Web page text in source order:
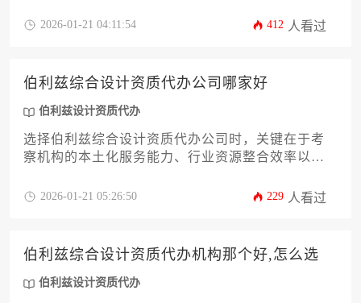
合作伙伴。
2026-01-21 04:11:54 412 人看过
伯利兹综合设计资质代办公司哪家好
伯利兹设计资质代办
选择伯利兹综合设计资质代办公司时，关键在于考
察机构的本土化服务能力、行业资源整合效率以及
当地政商网络渗透力、多领域资质申报经验，并能
选出兼具合规性与性价比的可靠合作伙伴。
2026-01-21 05:26:50 229 人看过
伯利兹综合设计资质代办机构那个好,怎么选
伯利兹设计资质代办